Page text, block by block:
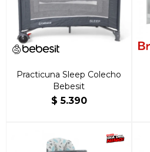
Practicuna Sleep Colecho
Bebesit
$ 5.390